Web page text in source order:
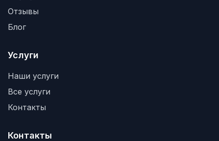
Отзывы
Блог
Услуги
Наши услуги
Все услуги
Контакты
Контакты